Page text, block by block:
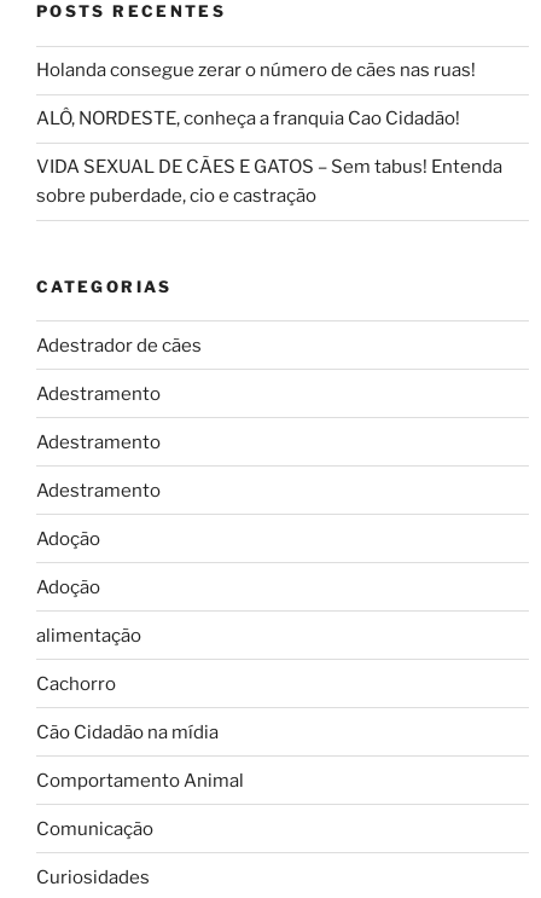
POSTS RECENTES
Holanda consegue zerar o número de cães nas ruas!
ALÔ, NORDESTE, conheça a franquia Cao Cidadão!
VIDA SEXUAL DE CÃES E GATOS – Sem tabus! Entenda
sobre puberdade, cio e castração
CATEGORIAS
Adestrador de cães
Adestramento
Adestramento
Adestramento
Adoção
Adoção
alimentação
Cachorro
Cão Cidadão na mídia
Comportamento Animal
Comunicação
Curiosidades